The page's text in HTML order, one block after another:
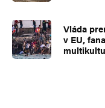
Vláda
v EU,